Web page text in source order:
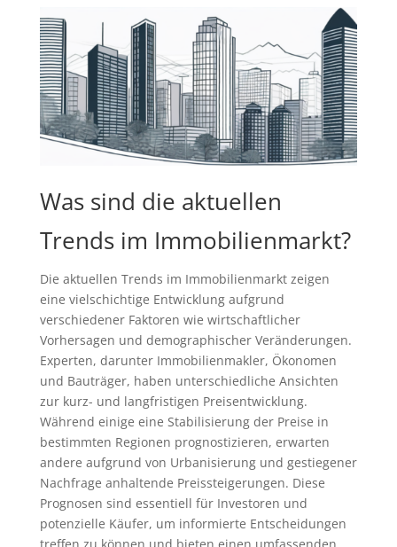
Was sind die aktuellen
Trends im Immobilienmarkt?
Die aktuellen Trends im Immobilienmarkt zeigen
eine vielschichtige Entwicklung aufgrund
verschiedener Faktoren wie wirtschaftlicher
Vorhersagen und demographischer Veränderungen.
Experten, darunter Immobilienmakler, Ökonomen
und Bauträger, haben unterschiedliche Ansichten
zur kurz- und langfristigen Preisentwicklung.
Während einige eine Stabilisierung der Preise in
bestimmten Regionen prognostizieren, erwarten
andere aufgrund von Urbanisierung und gestiegener
Nachfrage anhaltende Preissteigerungen. Diese
Prognosen sind essentiell für Investoren und
potenzielle Käufer, um informierte Entscheidungen